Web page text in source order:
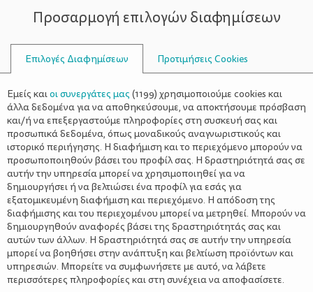
ΣΥΜΒΟΥΛΟΙ
ΥΓΕΊΑ
Προσαρμογή επιλογών διαφημίσεων
Επιλογές Διαφημίσεων Προτιμήσεις Cookies
Εμείς καιοι συνεργάτες μας (1199) χρησιμοποιούμε cookies και
άλλα δεδομένα για να αποθηκεύσουμε, να αποκτήσουμε πρόσβαση
και/ή να επεξεργαστούμε πληροφορίες στη συσκευή σας και
προσωπικά δεδομένα, όπως μοναδικούς αναγνωριστικούς και
ιστορικό περιήγησης. Η διαφήμιση και το περιεχόμενο μπορούν να
προσωποποιηθούν βάσει του προφίλ σας. Η δραστηριότητά σας σε
αυτήν την υπηρεσία μπορεί να χρησιμοποιηθεί για να
δημιουργήσει ή να βελτιώσει ένα προφίλ για εσάς για
εξατομικευμένη διαφήμιση και περιεχόμενο. Η απόδοση της
διαφήμισης και του περιεχομένου μπορεί να μετρηθεί. Μπορούν να
δημιουργηθούν αναφορές βάσει της δραστηριότητάς σας και
αυτών των άλλων. Η δραστηριότητά σας σε αυτήν την υπηρεσία
μπορεί να βοηθήσει στην ανάπτυξη και βελτίωση προϊόντων και
υπηρεσιών. Μπορείτε να συμφωνήσετε με αυτό, να λάβετε
περισσότερες πληροφορίες και στη συνέχεια να αποφασίσετε.